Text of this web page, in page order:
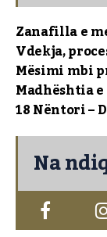
Zanafilla e
Vdekja,
Mësimi mbi
Madhështia
18 Nëntori –
Na